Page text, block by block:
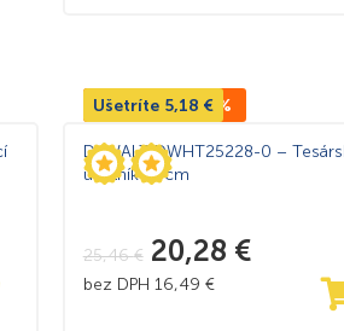
Naše ručné náradie je
potrebné pre vaše projekty, či už
začiatočník alebo profesionál.
TOP CENA -20%
Ušetríte 5,18 €
DeWALT DWHT25228-0 –
uholník 30cm
25,46€ 20,28 €
bez DPH 16,49 €